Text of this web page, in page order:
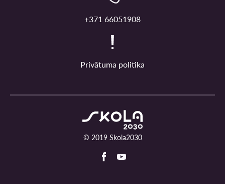
+371 66051908
Privātuma politika
© 2019 Skola2030